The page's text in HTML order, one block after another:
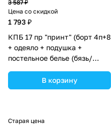
3 587 ₽
Цена со скидкой
1 793 ₽
КПБ 17 пр "принт" (борт 4п+8
+ одеяло + подушка +
постельное белье (бязь/
(№П207_4а8бб_10) цвета в
ассортименте.
В корзину
Старая цена